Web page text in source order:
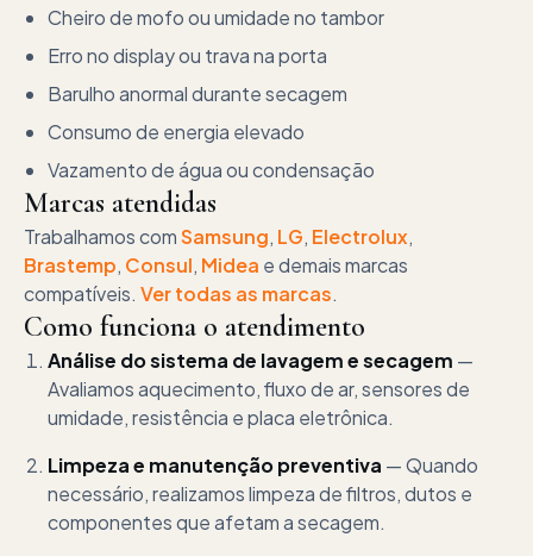
Cheiro de mofo ou umidade no tambor
Erro no display ou trava na porta
Barulho anormal durante secagem
Consumo de energia elevado
Vazamento de água ou condensação
Marcas atendidas
Trabalhamos comSamsung, LG, Electrolux,
Brastemp, Consul, Midea e demais marcas
compatíveis. Ver todas as marcas.
Como funciona o atendimento
Análise do sistema de lavagem e secagem —
Avaliamos aquecimento, fluxo de ar, sensores de
umidade, resistência e placa eletrônica.
Limpeza e manutenção preventiva —Quando
necessário, realizamos limpeza de filtros, dutos e
componentes que afetam a secagem.